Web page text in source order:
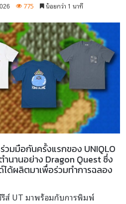
775 น้อยกว่า 1 นาที
วมมือกันครั้งแรกของ UNIQLO
ำนานอย่าง Dragon Quest ซึ่ง
ด้ผลิตมาเพื่อร่วมทำการฉลอง
รีส์ UT มาพร้อมกับการพิมพ์